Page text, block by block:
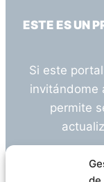
ESTE ES UN
Si este
invitándome
permite
¿Tienes